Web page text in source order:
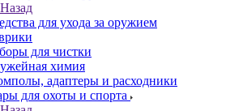
Назад
для ухода за оружием
для чистки
химия
адаптеры и расходники
для охоты и спорта